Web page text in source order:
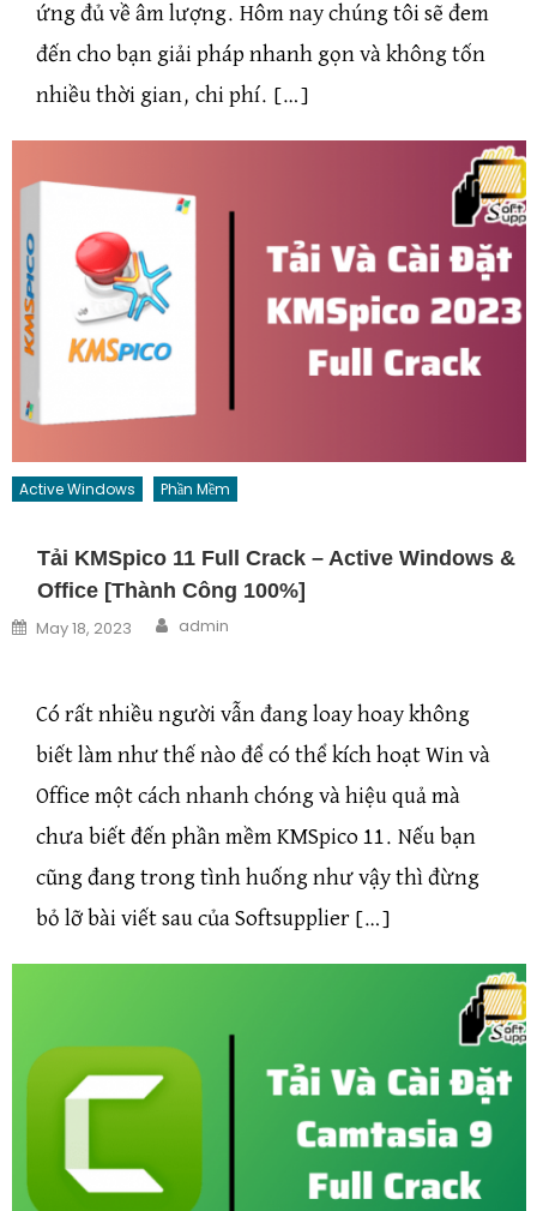
ứng đủ về âm lượng. Hôm nay chúng tôi sẽ đem
đến cho bạn giải pháp nhanh gọn và không tốn
nhiều thời gian, chi phí. […]
Active Windows Phần Mềm
Tải KMSpico 11 Full Crack – Active Windows &
Office [Thành Công 100%]
Posted on
May 18, 2023 Author
admin
Có rất nhiều người vẫn đang loay hoay không
biết làm như thế nào để có thể kích hoạt Win và
Office một cách nhanh chóng và hiệu quả mà
chưa biết đến phần mềm KMSpico 11. Nếu bạn
cũng đang trong tình huống như vậy thì đừng
bỏ lỡ bài viết sau của Softsupplier […]